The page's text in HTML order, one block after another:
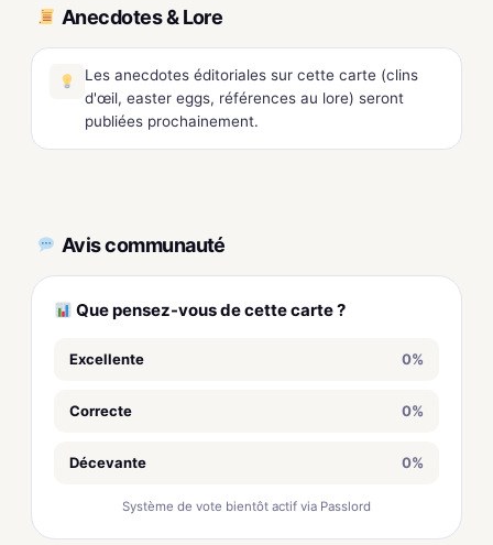
Anecdotes & Lore
Les anecdotes éditoriales sur cette carte (clins
d'œil, easter eggs, références au lore) seront
publiées prochainement.
Avis communauté
Que pensez-vous de cette carte ?
Excellente 0%
Correcte 0%
Décevante 0%
Système de vote bientôt actif via Passlord